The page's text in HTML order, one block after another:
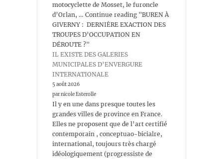
motocyclette de Mosset, le furoncle
d’Orlan, … Continue reading "BUREN À
GIVERNY : DERNIÈRE EXACTION DES
TROUPES D’OCCUPATION EN
DÉROUTE ?"
IL EXISTE DES GALERIES
MUNICIPALES D’ENVERGURE
INTERNATIONALE
5 août 2026
par nicole Esterolle
Il y en une dans presque toutes les
grandes villes de province en France.
Elles ne proposent que de l’art certifié
contemporain , conceptuao-bicialre,
international, toujours très chargé
idéologiquement (progressiste de